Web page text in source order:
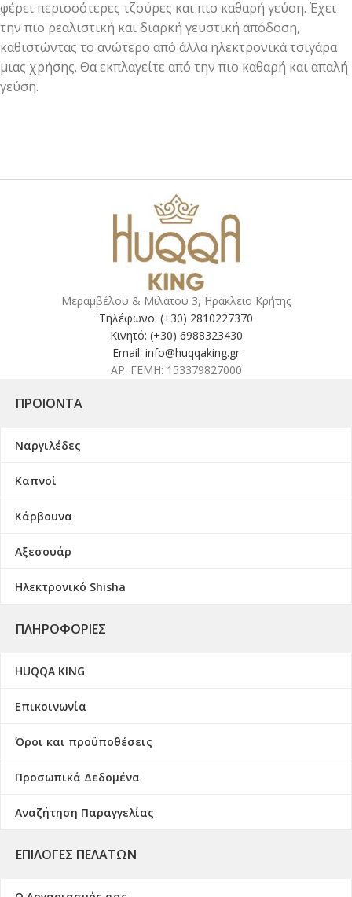
φέρει περισσότερες τζούρες και πιο καθαρή γεύση. Έχει
την πιο ρεαλιστική και διαρκή γευστική απόδοση,
καθιστώντας το ανώτερο από άλλα ηλεκτρονικά τσιγάρα
μιας χρήσης. Θα εκπλαγείτε από την πιο καθαρή και απαλή
γεύση.
Μεραμβέλου & Μιλάτου 3, Ηράκλειο Κρήτης
Τηλέφωνο: (+30) 2810227370
Κινητό: (+30) 6988323430
Email. info@huqqaking.gr
ΑΡ. ΓΕΜΗ: 153379827000
ΠΡΟΙΌΝΤΑ
Ναργιλέδες
Καπνοί
Κάρβουνα
Αξεσουάρ
Ηλεκτρονικό Shisha
ΠΛΗΡΟΦΟΡΊΕΣ
HUQQA KING
Επικοινωνία
Όροι και προϋποθέσεις
Προσωπικά Δεδομένα
Αναζήτηση Παραγγελίας
ΕΠΙΛΟΓΈΣ ΠΕΛΑΤΏΝ